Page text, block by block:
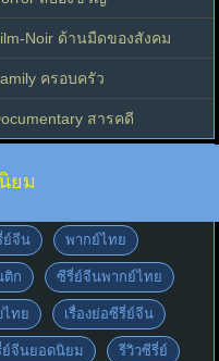
Noir ด้านมืดของสังคม
ครอบครัว
สารคดี
ยม
ย์จีน พากย์ไทย
ติก ซีรี่ย์จีนพากย์ไทย
ทย เรื่องย่อซีรี่ย์จีน
จีนยอดนิยม รีวิวซีรี่ย์